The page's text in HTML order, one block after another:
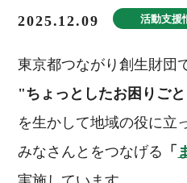
2025.12.09 活動支援
東京都つながり創生財団
"ちょっとしたお困りご
を生かして地域の役に立
みなさんとをつなげる 「